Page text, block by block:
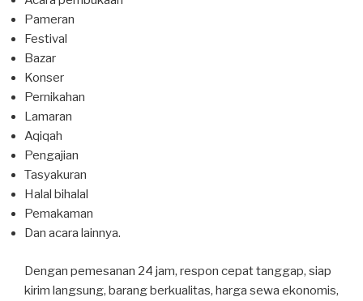
Pameran
Festival
Bazar
Konser
Pernikahan
Lamaran
Aqiqah
Pengajian
Tasyakuran
Halal bihalal
Pemakaman
Dan acara lainnya.
Dengan pemesanan 24 jam, respon cepat tanggap, siap
kirim langsung, barang berkualitas, harga sewa ekonomis,